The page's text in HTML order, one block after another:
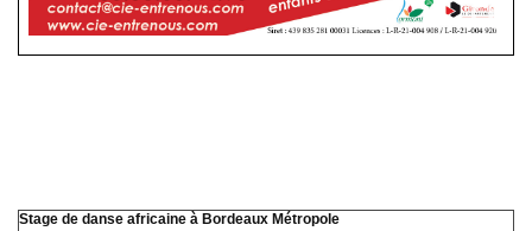
Stage de danse africaine à Bordeaux Métropole